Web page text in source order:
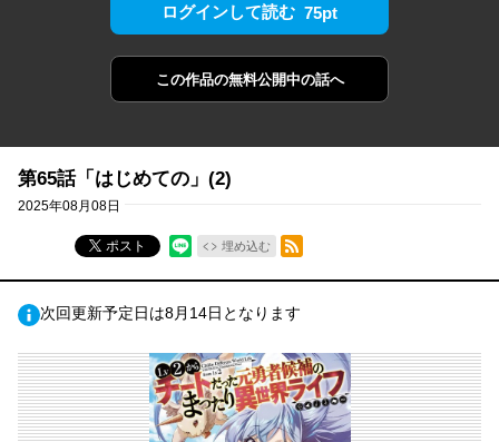
ログインして読む 75pt
この作品の無料公開中の話へ
第65話「はじめての」(2)
2025年08月08日
ポスト 埋め込む
RSSフィード
次回更新予定日は8月14日となります